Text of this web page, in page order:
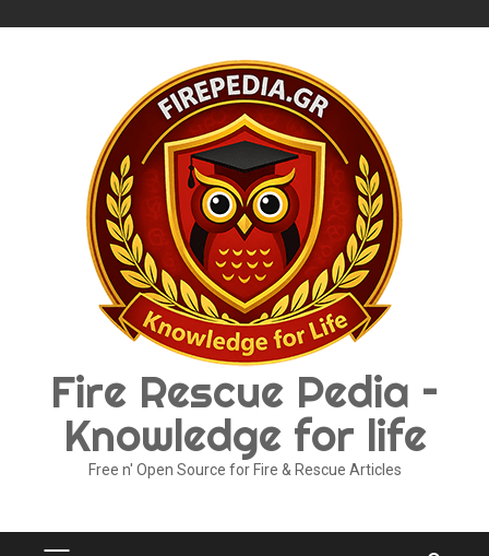
Fire Rescue Pedia –
Knowledge for life
Free n' Open Source for Fire & Rescue Articles